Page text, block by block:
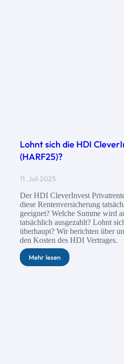
Lohnt sich die HDI
(HARF25)?
11. Juli 2025
Der HDI CleverInvest
diese Rentenversicherung
geeignet? Welche Summe wird
tatsächlich ausgezahlt? Lohnt
überhaupt? Wir berichten über
den Kosten des HDI Vertrages.
Mehr lesen